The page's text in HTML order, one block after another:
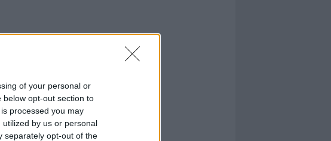
of your personal or
opt-out section to
processed you may
by us or personal
separately opt-out of the